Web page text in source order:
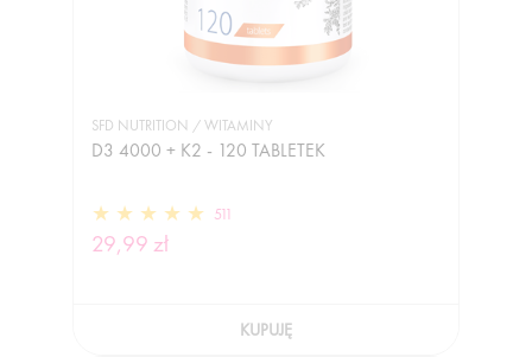
SFD NUTRITION / WITAMINY
D3 4000 + K2 - 120 TABLETEK
511
29,99 zł
KUPUJĘ